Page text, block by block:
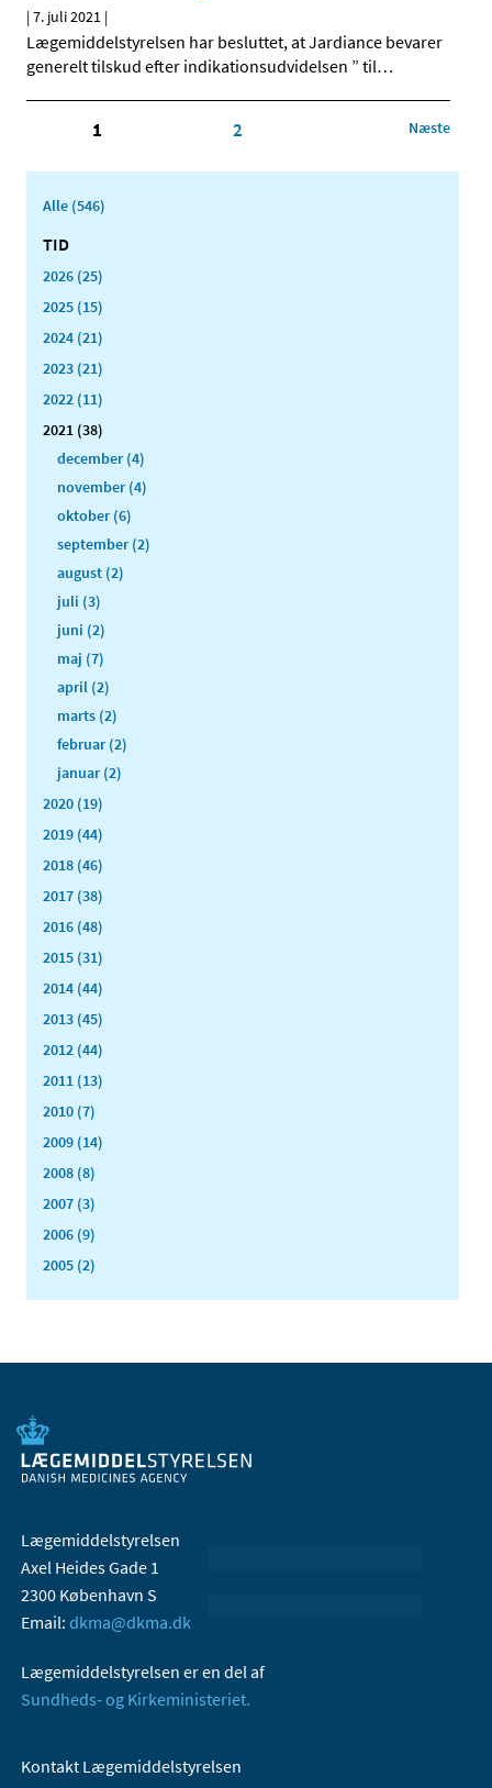
|7. juli 2021 |
Lægemiddelstyrelsen har besluttet, at Jardiance bevarer
generelt tilskud efter indikationsudvidelsen ” til…
1 2 Næste
Alle (546)
TID
2026 (25)
2025 (15)
2024 (21)
2023 (21)
2022 (11)
2021 (38)
december (4)
november (4)
oktober (6)
september (2)
august (2)
juli (3)
juni (2)
maj (7)
april (2)
marts (2)
februar (2)
januar (2)
2020 (19)
2019 (44)
2018 (46)
2017 (38)
2016 (48)
2015 (31)
2014 (44)
2013 (45)
2012 (44)
2011 (13)
2010 (7)
2009 (14)
2008 (8)
2007 (3)
2006 (9)
2005 (2)
Lægemiddelstyrelsen
Axel Heides Gade 1
2300 København S
Email: dkma@dkma.dk
Lægemiddelstyrelsen er en del af
Sundheds- og Kirkeministeriet.
Kontakt Lægemiddelstyrelsen